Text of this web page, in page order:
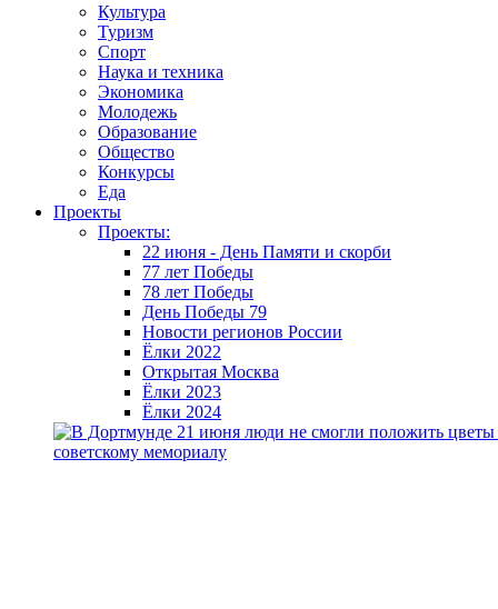
Культура
Туризм
Спорт
Наука и техника
Экономика
Молодежь
Образование
Общество
Конкурсы
Еда
Проекты
Проекты:
22 июня - День Памяти и скорби
77 лет Победы
78 лет Победы
День Победы 79
Новости регионов России
Ёлки 2022
Открытая Москва
Ёлки 2023
Ёлки 2024